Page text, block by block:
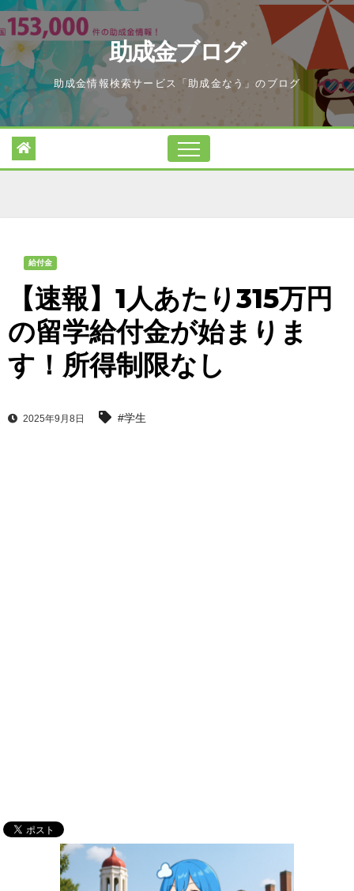
Skip
to
content
助成金ブログ
助成金情報検索サービス「助成金なう」のブログ
給付金
【速報】1人あたり315万円
の留学給付金が始まりま
す！所得制限なし
2025年9月8日 #学生